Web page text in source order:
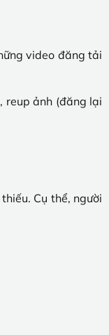
video đăng tải
reup ảnh (đăng lại
Cụ thể, người